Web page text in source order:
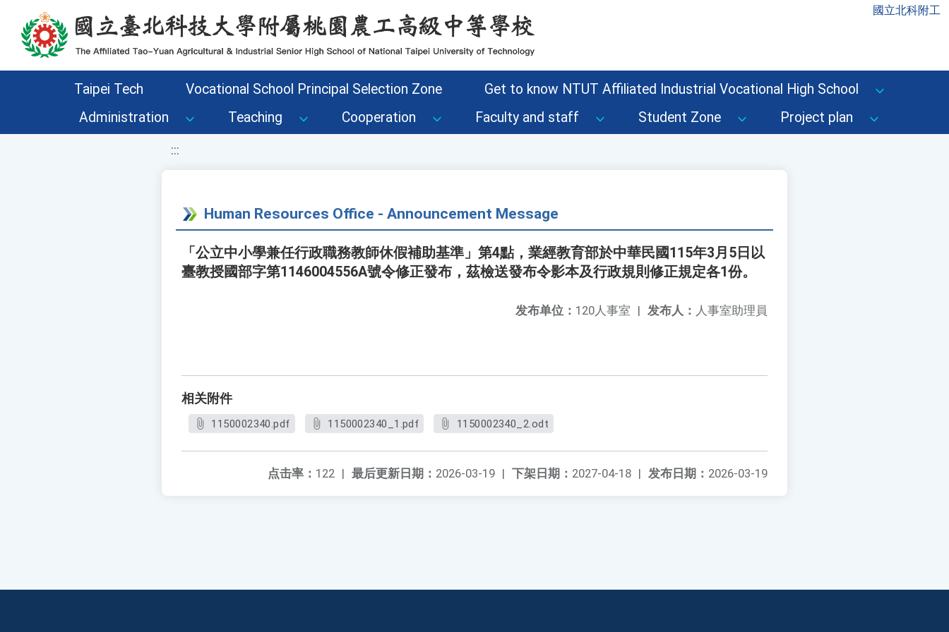
移至網頁之主要內容區位置 國立北科附工
Taipei Tech Vocational School Principal Selection Zone
Get to know NTUT Affiliated Industrial Vocational High School
Administration
Teaching Cooperation Faculty and staff Student Zone Project plan
:::
Human Resources Office - Announcement Message
「公立中小學兼任行政職務教師休假補助基準」第4點，業經教育部於中華民國115年3月5日以
臺教授國部字第1146004556A號令修正發布，茲檢送發布令影本及行政規則修正規定各1份。
发布人： 人事室助理員
发布单位： 120人事室 |
相关附件
1150002340.pdf 1150002340_1.pdf 1150002340_2.odt
发布日期： 2026-03-19
下架日期： 2027-04-18 |
最后更新日期： 2026-03-19 |
点击率： 122 |